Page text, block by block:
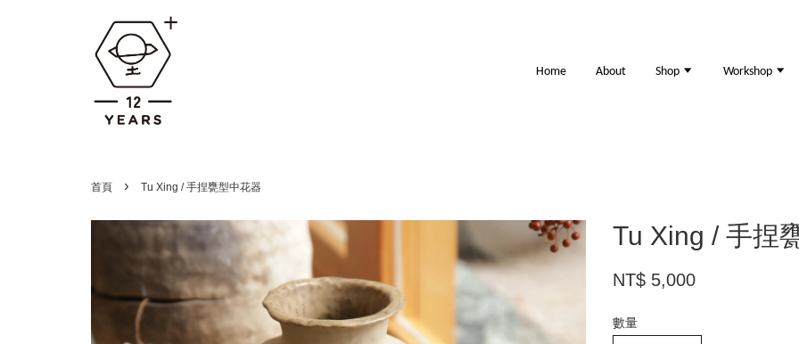
Home About Shop Workshop
首頁 › Tu Xing / 手捏甕型中花器
Tu Xing / 手捏
NT$ 5,000
數量